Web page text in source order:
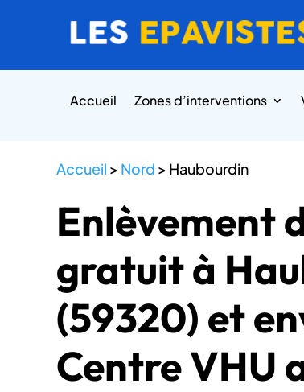
Accueil Zones d’interventions
Accueil > Nord > Haubourdin
Enlèvement
gratuit à
(59320) et
Centre VHU